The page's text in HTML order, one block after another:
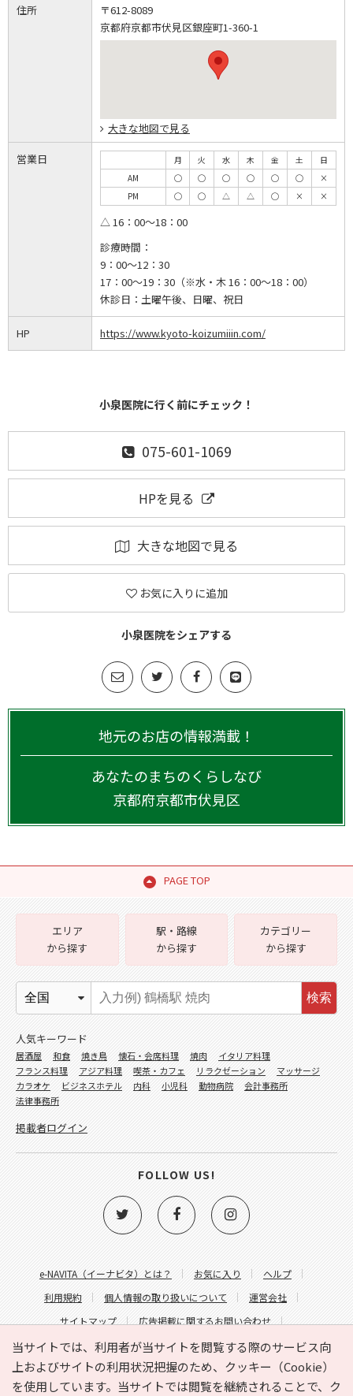
住所
〒612-8089
京都府京都市伏見区銀座町1-360-1
大きな地図で見る
営業日 月 火 水 木 金 土
日
AM
◯ ◯ ◯ ◯ ◯ ◯
×
PM
◯ ◯ △ △ ◯ × ×
△ 16：00～18：00
診療時間：
9：00～12：30
17：00～19：30（※水・木 16：00～18：00）
休診日： 土曜午後、日曜、祝日
HP https://www.kyoto-koizumiiin.com/
小泉医院に行く前にチェック！
075-601-1069
HPを見る
大きな地図で見る
お気に入りに追加
小泉医院をシェアする
地元のお店の情報満載！
あなたのまちのくらしなび
京都府京都市伏見区
PAGE TOP
当サイトでは、利用者が当サイトを閲覧する際のサービス向
上およびサイトの利用状況把握のため、クッキー（Cookie）
を使用しています。当サイトでは閲覧を継続されることで、ク
e-NAVITA（イーナビタ）とは？ お気に入り
ヘルプ
利用規約
個人情報の取り扱いについて
運営会社
サイトマップ
広告掲載に関するお問い合わせ
サイトの内容に関するお問い合わせ
エリア
から探す
駅・路線
から探す
カテゴリー
から探す
検索
人気キーワード
居酒屋 和食 焼き鳥 懐石・会席料理 焼肉
イタリア料理
フランス料理
アジア料理 喫茶・カフェ リラクゼーション
マッサージ
カラオケ
ビジネスホテル 内科 小児科 動物病院
会計事務所
法律事務所
掲載者ログイン
FOLLOW US!